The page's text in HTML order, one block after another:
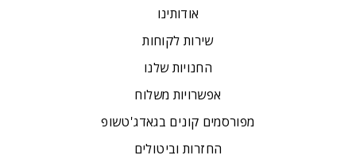
אודותינו
שירות לקוחות
החנויות שלנו
אפשרויות משלוח
מפורסמים קונים בגאדג'טשופ
החזרות וביטולים